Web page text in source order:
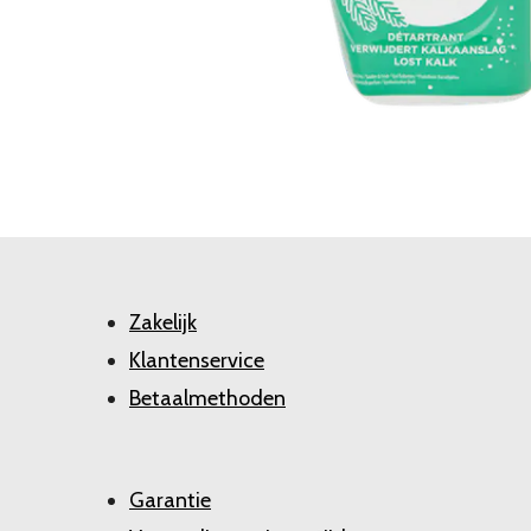
Zakelijk
Klantenservice
Betaalmethoden
Garantie